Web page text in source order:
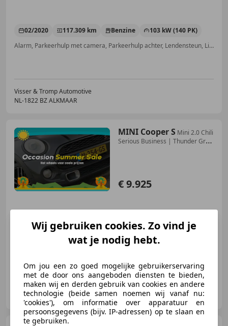
02/2020 117.309 km Benzine
103 kW (140 PK)
Alarm, Parkeerhulp met camera, Parkeerhulp achter, Lendensteun, Lichtmetalen velgen, Keyless Entry, Startonderbreker, Airbag passagier
Visser & Tromp Automotive
NL-1822 BZ ALKMAAR
MINI Cooper S Mini 2.0 Chili
Serious Business | Thunder Grey
€ 9.925
04/2014 172.027 km Benzine
141 kW (192 PK)
Visser & Tromp Automotive
NL-1822 BZ ALKMAAR
Wij gebruiken cookies. Zo vind je
wat je nodig hebt.
Om jou een zo goed mogelijke gebruikerservaring
met de door ons aangeboden diensten te bieden,
maken wij en derden gebruik van cookies en andere
technologie (beide samen noemen wij vanaf nu:
'cookies'), om informatie over apparatuur en
persoonsgegevens (bijv. IP-adressen) op te slaan en
te gebruiken.